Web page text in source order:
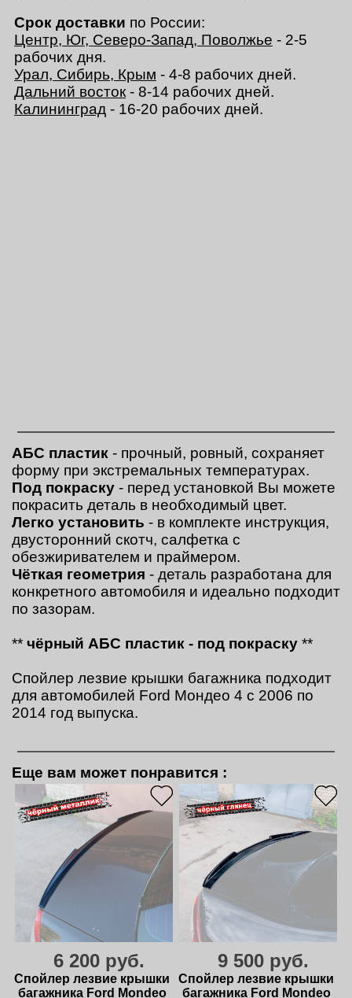
Срок доставки по России:
Центр, Юг, Северо-Запад, Поволжье - 2-5
рабочих дня.
Урал, Сибирь, Крым - 4-8 рабочих дней.
Дальний восток- 8-14 рабочих дней.
Калининград - 16-20 рабочих дней.
АБС пластик - прочный, ровный, сохраняет
форму при экстремальных температурах.
Под покраску - перед установкой Вы можете
покрасить деталь в необходимый цвет.
Легко установить - в комплекте инструкция,
двусторонний скотч, салфетка с
обезжиривателем и праймером.
Чёткая геометрия - деталь разработана для
конкретного автомобиля и идеально подходит
по зазорам.
** чёрный АБС пластик - под покраску **
Спойлер лезвие крышки багажника подходит
для автомобилей Ford Мондео 4 с 2006 по
2014 год выпуска.
Еще вам может понравится :
6 200 руб.
Спойлер лезвие крышки
багажника Ford Mondeo
9 500 руб.
Спойлер лезвие крышки
багажника Ford Mondeo